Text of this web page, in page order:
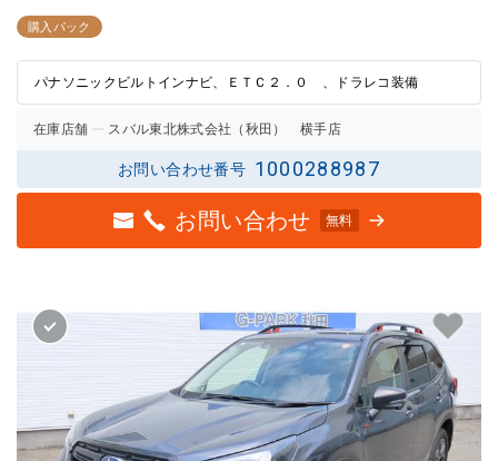
購入パック
パナソニックビルトインナビ、ＥＴＣ２．０ 、ドラレコ装備
在庫店舗 スバル東北株式会社（秋田） 横手店
お問い合わせ番号 1000288987
お問い合わせ 無料